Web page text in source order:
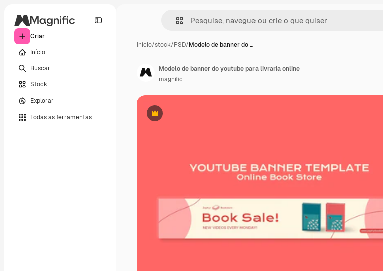
Criar
Início
Buscar
Stock
Explorar
Todas as ferramentas
Início/stock/PSD/Modelo de banner do …
Premium
Modelo de banner do youtube para livraria online
magnific